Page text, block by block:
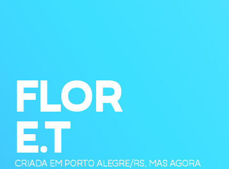
FLOR
E.T
CRIADA EM PORTO ALEGRE/RS, MAS AGORA